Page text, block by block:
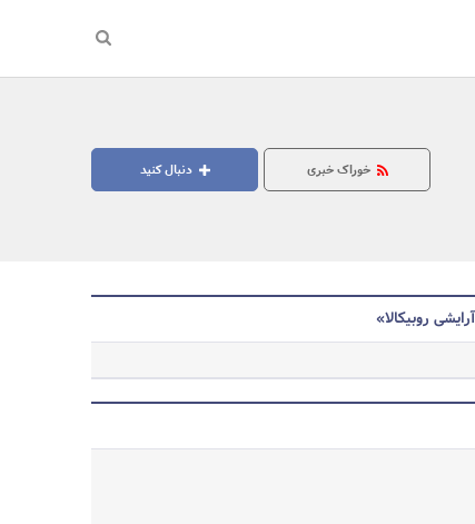
جستجو
دنبال کنید خوراک خبری
روبیکالا»